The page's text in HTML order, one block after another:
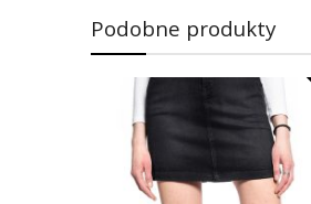
Podobne produkty